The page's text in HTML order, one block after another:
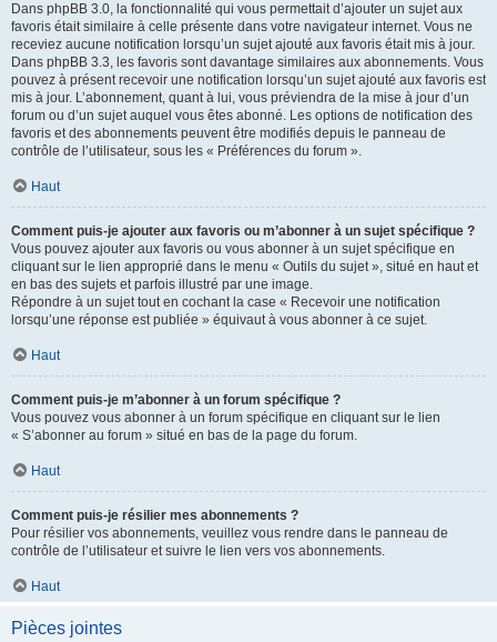
Dans phpBB 3.0, la fonctionnalité qui vous permettait d’ajouter un sujet aux
favoris était similaire à celle présente dans votre navigateur internet. Vous ne
receviez aucune notification lorsqu’un sujet ajouté aux favoris était mis à jour.
Dans phpBB 3.3, les favoris sont davantage similaires aux abonnements. Vous
pouvez à présent recevoir une notification lorsqu’un sujet ajouté aux favoris est
mis à jour. L’abonnement, quant à lui, vous préviendra de la mise à jour d’un
forum ou d’un sujet auquel vous êtes abonné. Les options de notification des
favoris et des abonnements peuvent être modifiés depuis le panneau de
contrôle de l’utilisateur, sous les « Préférences du forum ».
Haut
Comment puis-je ajouter aux favoris ou m’abonner à un sujet spécifique ?
Vous pouvez ajouter aux favoris ou vous abonner à un sujet spécifique en
cliquant sur le lien approprié dans le menu « Outils du sujet », situé en haut et
en bas des sujets et parfois illustré par une image.
Répondre à un sujet tout en cochant la case « Recevoir une notification
lorsqu’une réponse est publiée » équivaut à vous abonner à ce sujet.
Haut
Comment puis-je m’abonner à un forum spécifique ?
Vous pouvez vous abonner à un forum spécifique en cliquant sur le lien
« S’abonner au forum » situé en bas de la page du forum.
Haut
Comment puis-je résilier mes abonnements ?
Pour résilier vos abonnements, veuillez vous rendre dans le panneau de
contrôle de l’utilisateur et suivre le lien vers vos abonnements.
Haut
Pièces jointes